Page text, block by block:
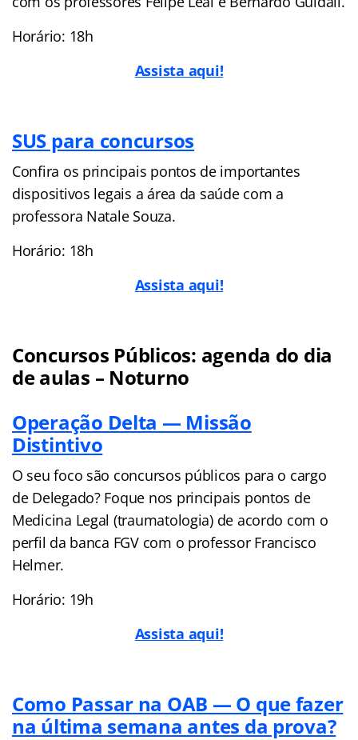
Horário: 18h
Assista aqui!
SUS para concursos
Confira os principais pontos de importantes
dispositivos legais a área da saúde com a
professora Natale Souza.
Horário: 18h
Assista aqui!
Concursos Públicos: agenda do dia
de aulas – Noturno
Operação Delta — Missão
Distintivo
O seu foco são concursos públicos para o cargo
de Delegado? Foque nos principais pontos de
Medicina Legal (traumatologia) de acordo com o
perfil da banca FGV com o professor Francisco
Helmer.
Horário: 19h
Assista aqui!
Como Passar na OAB — O que fazer
na última semana antes da prova?